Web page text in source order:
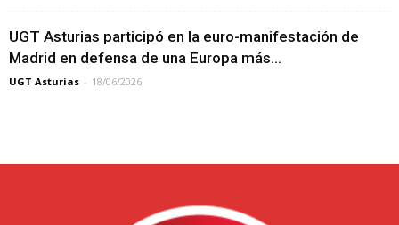
UGT Asturias participó en la euro-manifestación de
Madrid en defensa de una Europa más...
UGT Asturias - 18/06/2026